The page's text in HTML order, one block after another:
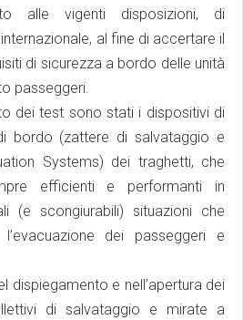
alle vigenti disposizioni, di
al fine di accertare il
di sicurezza a bordo delle unità
passeggeri.
dei test sono stati i dispositivi di
bordo (zattere di salvataggio e
Systems) dei traghetti, che
efficienti e performanti in
(e scongiurabili) situazioni che
dei passeggeri e
dispiegamento e nell’apertura dei
di salvataggio e mirate a